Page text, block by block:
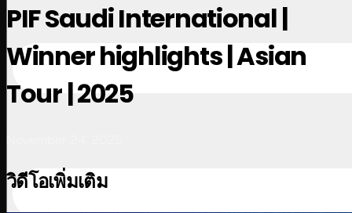
PIF Saudi International |
Winner highlights | Asian
Tour | 2025
วิดีโอเพิ่มเติม